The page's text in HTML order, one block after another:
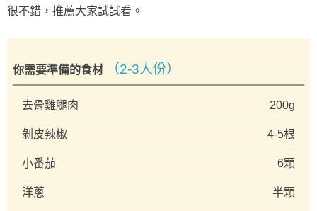
很不錯，推薦大家試試看。
你需要準備的食材 （2-3人份）
去骨雞腿肉 200g
剝皮辣椒 4-5根
小番茄 6顆
洋蔥 半顆